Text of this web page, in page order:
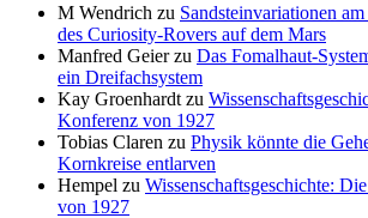
M Wendrich zu Sandsteinvariationen
des Curiosity-Rovers auf dem Mars
Manfred Geierzu Das Fomalhaut-
ein Dreifachsystem
Kay Groenhardt zu
Konferenz von 1927
Tobias Claren zu Physik könnte die
Kornkreise entlarven
Hempel zu Wissenschaftsgeschichte:
von 1927